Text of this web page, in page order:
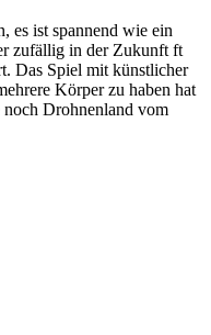
es ist spannend wie ein
zufällig in der Zukunft ft
Das Spiel mit künstlicher
Körper zu haben hat
Drohnenland vom